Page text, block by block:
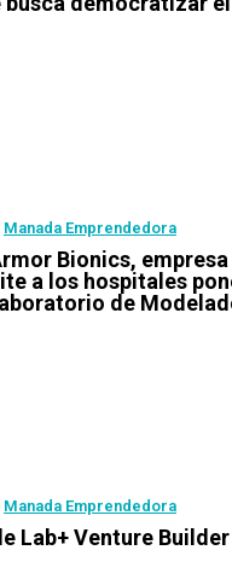
Manada Emprendedora
Bionics,
a los hospitales
de
Manada Emprendedora
Lab+ Venture Builder